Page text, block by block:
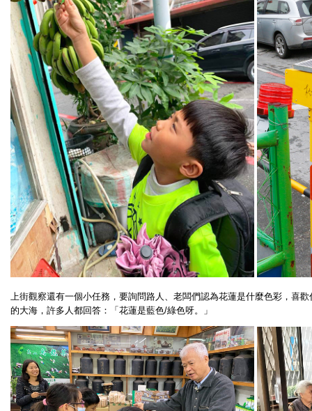
上街觀察還有一個小任務，要詢問路人、老闆們認為花蓮是什麼色彩，喜
的大海， 許多人都回答：「花蓮是藍色/綠色呀。」